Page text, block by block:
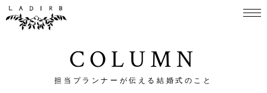
COLUMN
担当プランナーが伝える結婚式のこと